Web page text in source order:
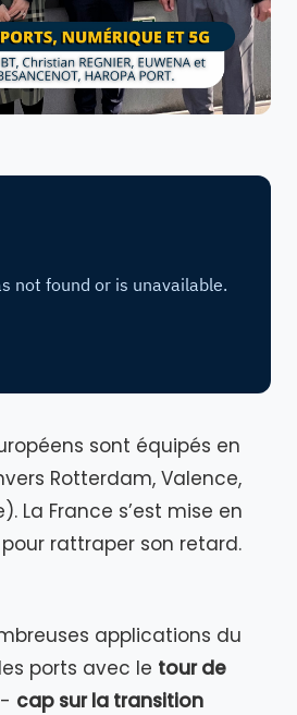
sont équipés en
Rotterdam, Valence,
La France s’est mise en
rattraper son retard.
applications du
ports avec le tour de
- cap sur la transition